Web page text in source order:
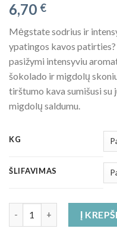
6,70 €
Mėgstate sodrius ir
ypatingos kavos
pasižymi intensyviu
šokolado ir migdolų
tirštumo kava sumišusi
migdolų saldumu.
KG
ŠLIFAVIMAS
produkto kiekis: Į